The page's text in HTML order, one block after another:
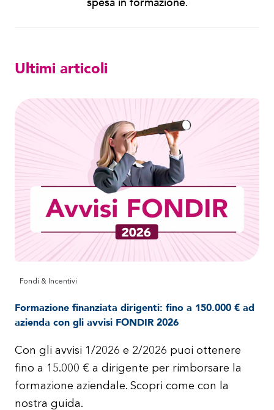
.
Ultimi articoli
Fondi & Incentivi
Formazione finanziata dirigenti: fino a 150.000 € ad
azienda con gli avvisi FONDIR 2026
Con gli avvisi 1/2026 e 2/2026 puoi ottenere
fino a 15.000 € a dirigente per rimborsare la
formazione aziendale. Scopri come con la
nostra guida.